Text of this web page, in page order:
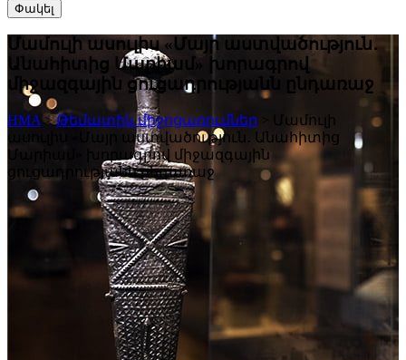
Փակել
Մամուլի ասուլիս «Մայր աստվածություն․
Անահիտից Մարիամ» խորագրով
միջազգային ցուցադրությանն ընդառաջ
HMA>Թեմատիկ միջոցառումներ
Մամուլի
ասուլիս «Մայր աստվածություն․ Անահիտից
Մարիամ» խորագրով միջազգային
ցուցադրությանն ընդառաջ